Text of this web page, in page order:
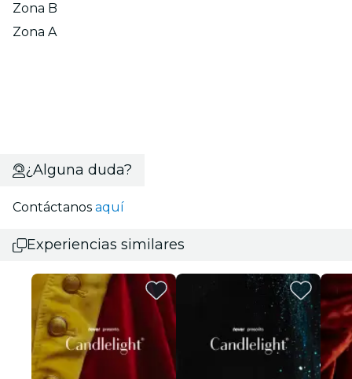
Zona B
Zona A
¿Alguna duda?
Contáctanos aquí
Experiencias similares